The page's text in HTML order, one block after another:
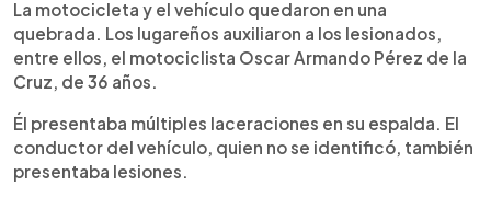
La motocicleta y el vehículo quedaron en una
quebrada. Los lugareños auxiliaron a los lesionados,
entre ellos, el motociclista Oscar Armando Pérez de la
Cruz, de 36 años.
Él presentaba múltiples laceraciones en su espalda. El
conductor del vehículo, quien no se identificó, también
presentaba lesiones.